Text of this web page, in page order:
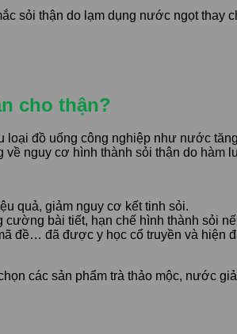
sỏi thận do lạm dụng nước ngọt thay
cho thận?
đồ uống công nghiệp như nước
nguy cơ hình thành sỏi thận do
quả, giảm nguy cơ kết tinh sỏi.
cường bài tiết, hạn chế hình thành sỏi
đề… đã được y học cổ truyền và hiện
các sản phẩm trà thảo mộc, nước